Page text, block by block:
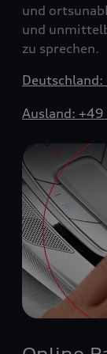
und
und
zu sprechen.
Ausland: